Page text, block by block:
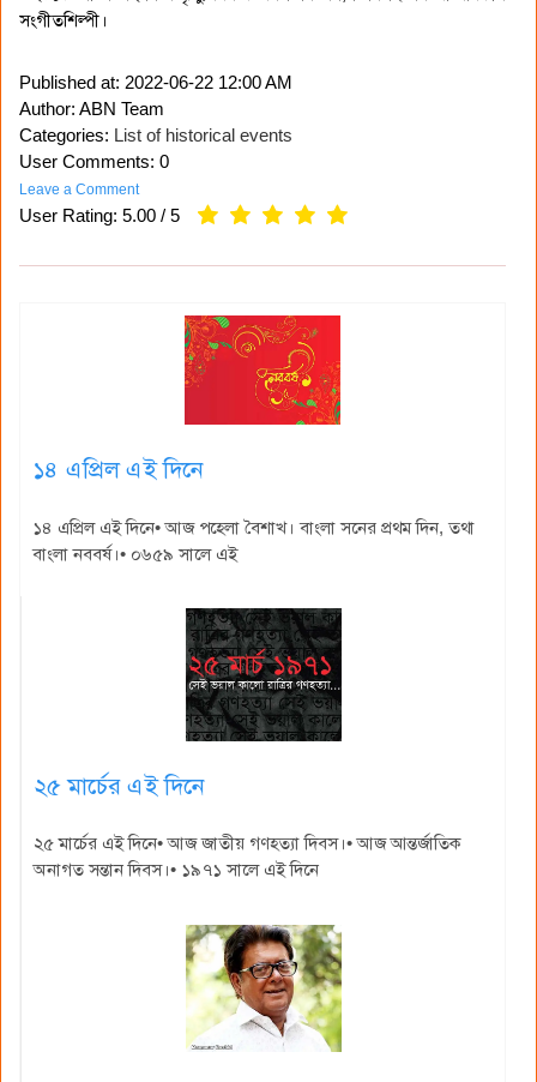
সংগীতশিল্পী।
Published at: 2022-06-22 12:00 AM
Author: ABN Team
Categories: List of historical events
User Comments: 0
Leave a Comment
User Rating: 5.00 / 5
১৪ এপ্রিল এই দিনে
১৪ এপ্রিল এই দিনে• আজ পহেলা বৈশাখ। বাংলা সনের প্রথম দিন, তথা
বাংলা নববর্ষ।• ০৬৫৯ সালে এই
২৫ মার্চের এই দিনে
২৫ মার্চের এই দিনে• আজ জাতীয় গণহত্যা দিবস।• আজ আন্তর্জাতিক
অনাগত সন্তান দিবস।• ১৯৭১ সালে এই দিনে